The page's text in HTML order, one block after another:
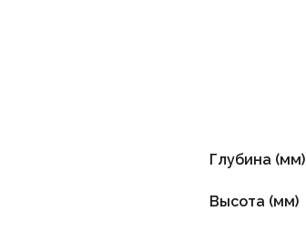
Глубина (мм)
Высота (мм)